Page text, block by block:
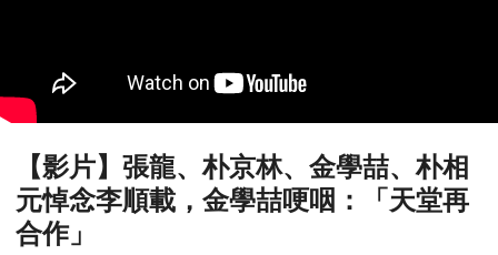
【影片】張龍、朴京林、金學喆、朴相
元悼念李順載，金學喆哽咽：「天堂再
合作」